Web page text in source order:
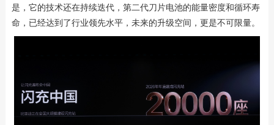
是，它的技术还在持续迭代，第二代刀片电池的能量密度和循环寿
命，已经达到了行业领先水平，未来的升级空间，更是不可限量。